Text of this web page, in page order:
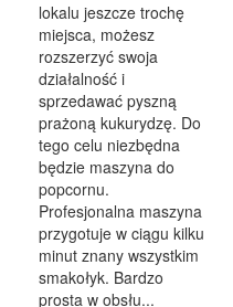
AGENCJE REKLAMOWE
REKLAMOWE
INNE AGENCJE
WIGOR
INTEGRACYJNE
HOBBY
SPORTOWE I REKREACYJNE
lokalu jeszcze trochę
miejsca, możesz
rozszerzyć swoja
działalność i
sprzedawać pyszną
prażoną kukurydzę. Do
tego celu niezbędna
będzie maszyna do
popcornu.
Profesjonalna maszyna
przygotuje w ciągu kilku
minut znany wszystkim
smakołyk. Bardzo
prosta w obsłu...